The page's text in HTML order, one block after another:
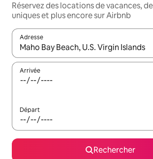
Réservez des locations de vacances,
uniques et plus encore sur Airbnb
Adresse
Lorsque les résultats s'affichent, utilisez
Arrivée
Départ
Rechercher